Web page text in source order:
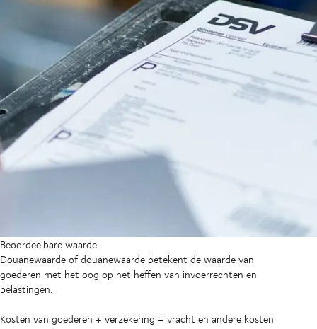
Beoordeelbare waarde
Douanewaarde of douanewaarde betekent de waarde van
goederen met het oog op het heffen van invoerrechten en
belastingen.
Kosten van goederen + verzekering + vracht en andere kosten